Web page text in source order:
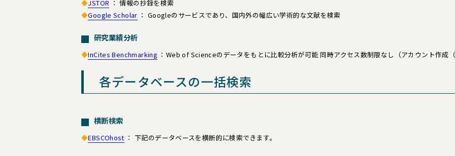
◆JSTOR ： 情報の抄録を検索
◆Google Scholar ： Googleのサービスであり、国内外の幅広い学術的な文献を検索
研究業績分析
◆InCites Benchmarking ：Web of Scienceのデータをもとに比較分析が可能 同時アクセス数制限なし（アカウント作成
各データベースの一括検索
横断検索
◆EBSCOhost ： 下記のデータベースを横断的に検索できます。